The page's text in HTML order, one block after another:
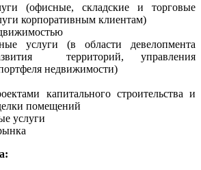
(офисные, складские и торговые
корпоративным клиентам)
услуги (в области девелопмента
территорий, управления
недвижимости)
капитального строительства и
помещений
услуги